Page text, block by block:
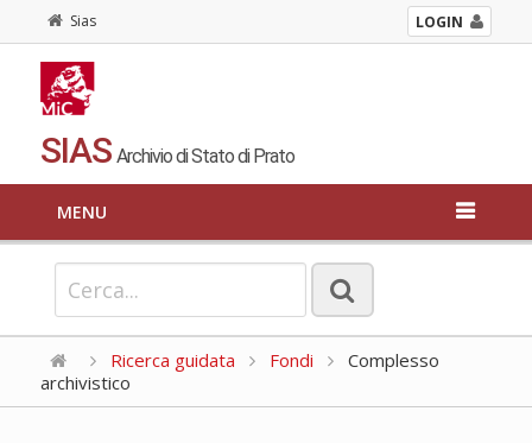
Sias LOGIN
SIAS Archivio di Stato di Prato
MENU
Ricerca guidata Fondi
Complesso
archivistico